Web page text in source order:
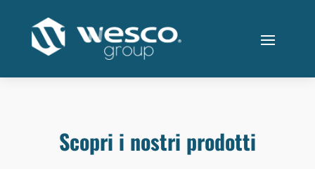
Scopri i nostri prodotti